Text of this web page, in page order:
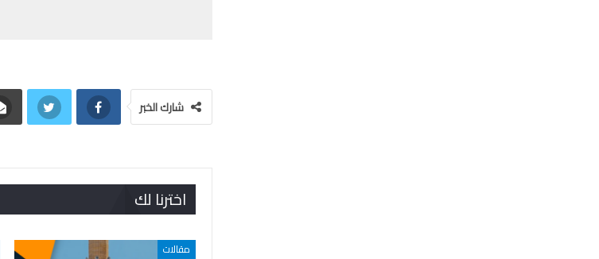
شارك الخبر
اخترنا لك
مقالات